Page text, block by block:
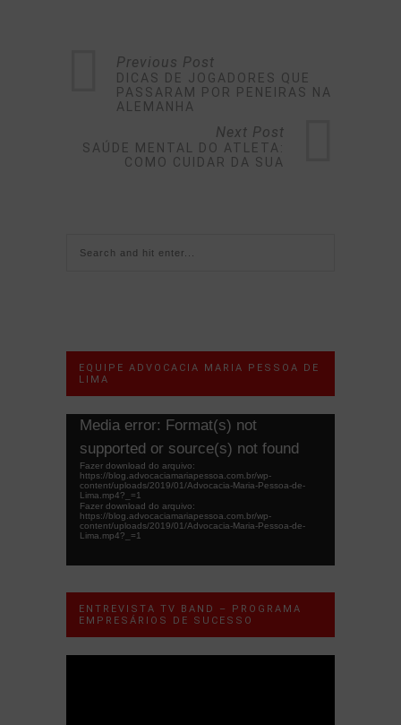
Previous Post
DICAS DE JOGADORES QUE
PASSARAM POR PENEIRAS NA
ALEMANHA
Next Post
SAÚDE MENTAL DO ATLETA:
COMO CUIDAR DA SUA
EQUIPE ADVOCACIA MARIA PESSOA DE
LIMA
Tocador
vídeo
Media error: Format(s) not
supported or source(s) not found
Fazer download do arquivo:
https://blog.advocaciamariapessoa.com.br/wp-
content/uploads/2019/01/Advocacia-Maria-Pessoa-de-
Lima.mp4?_=1
Fazer download do arquivo:
https://blog.advocaciamariapessoa.com.br/wp-
content/uploads/2019/01/Advocacia-Maria-Pessoa-de-
Lima.mp4?_=1
ENTREVISTA TV BAND – PROGRAMA
EMPRESÁRIOS DE SUCESSO